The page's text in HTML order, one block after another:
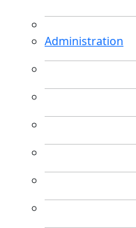
Administration